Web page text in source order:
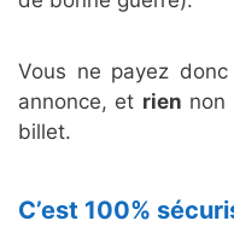
Vous ne payez donc
annonce, et rien non
billet.
C’est 100%